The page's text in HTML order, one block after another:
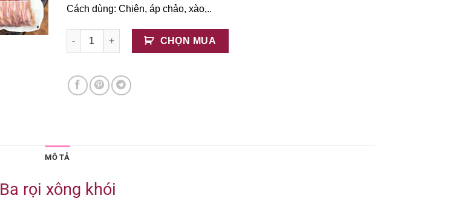
Cách dùng: Chiên, áp chảo, xào,..
Ba rọi xông khói DNA 1kg số lượng
CHỌN MUA
MÔ TẢ
Ba rọi xông khói